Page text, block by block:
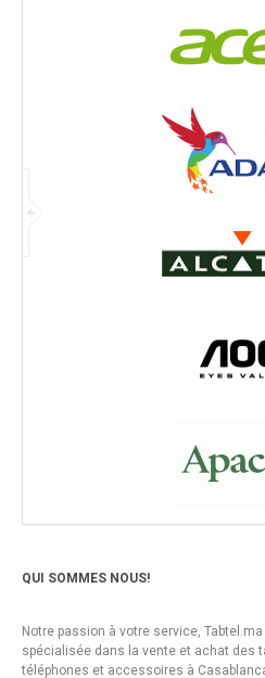
QUI SOMMES NOUS!
Notre passion à votre service,
spécialisée dans la vente et achat des
téléphones et accessoires à